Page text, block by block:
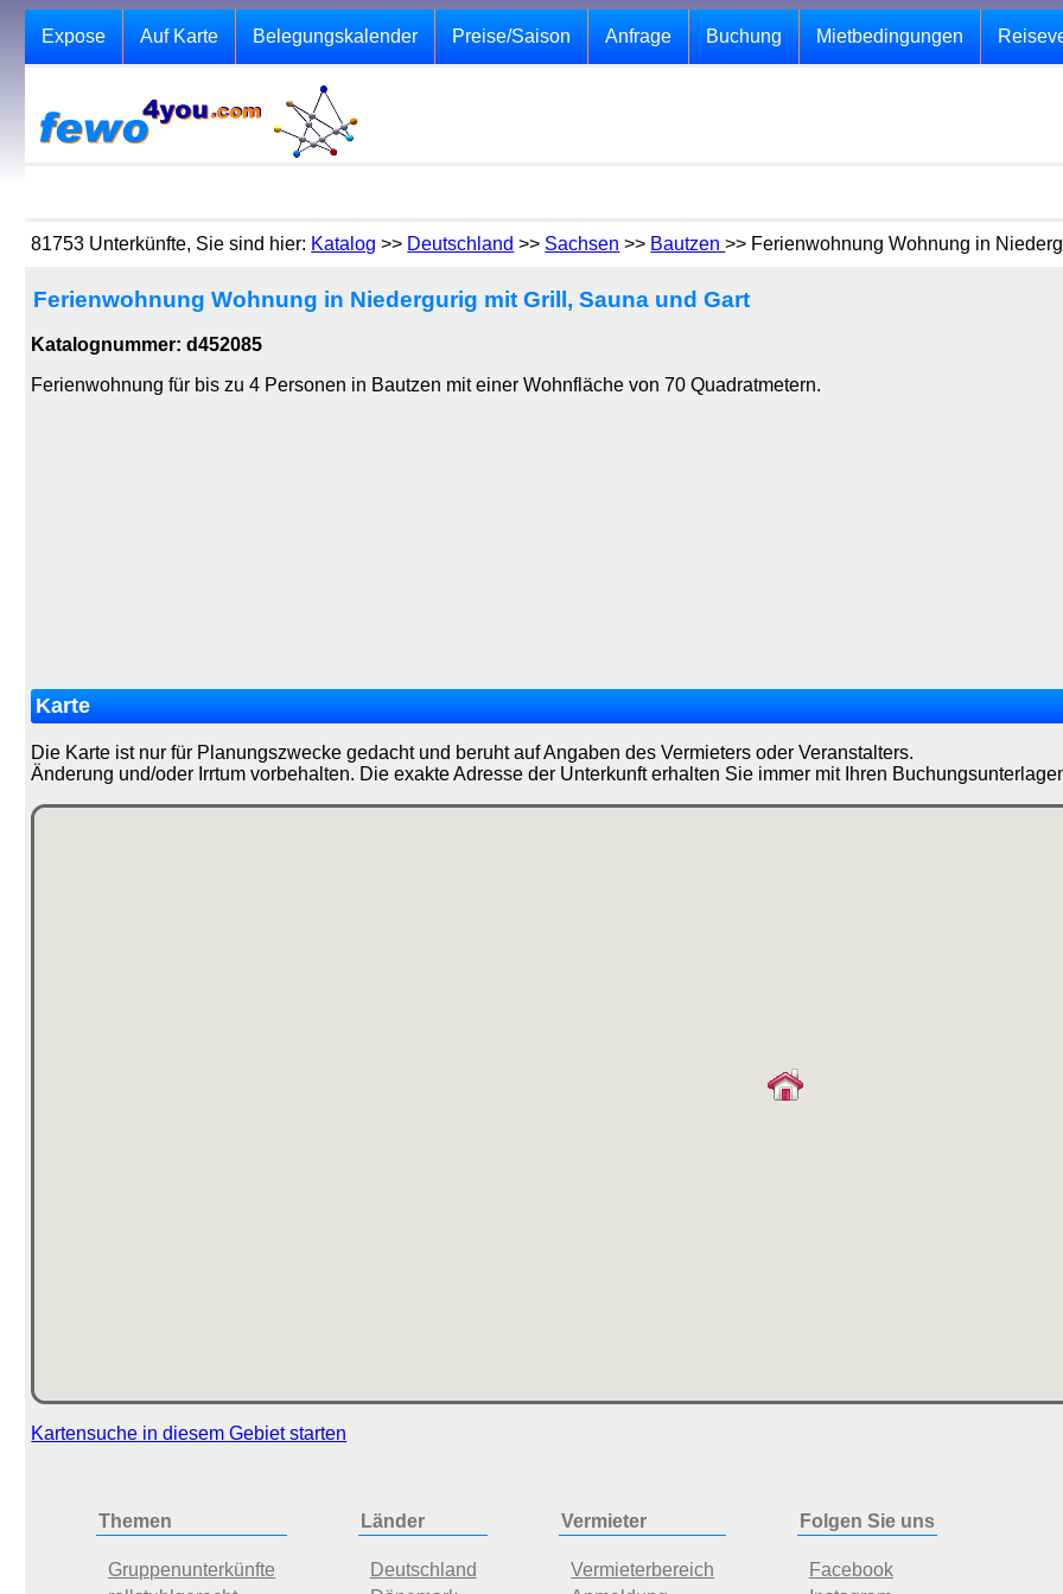
Expose Auf Karte Belegungskalender Preise/Saison Anfrage Buchung Mietbedingungen
81753 Unterkünfte, Sie sind hier: Katalog >> Deutschland >> Sachsen >> Bautzen>> Ferienwohnung Wohnung in
Ferienwohnung Wohnung in Niedergurig mit Grill, Sauna und Gart
Katalognummer: d452085
Ferienwohnung für bis zu 4 Personen in Bautzen mit einer Wohnfläche von 70 Quadratmetern.
Karte
Die Karte ist nur für Planungszwecke gedacht und beruht auf Angaben des Vermieters oder Veranstalters.
Änderung und/oder Irrtum vorbehalten. Die exakte Adresse der Unterkunft erhalten Sie immer mit Ihren
Kartensuche in diesem Gebiet starten
Themen
Gruppenunterkünfte
Länder
Deutschland
Vermieter
Vermieterbereich
Folgen Sie uns
Facebook